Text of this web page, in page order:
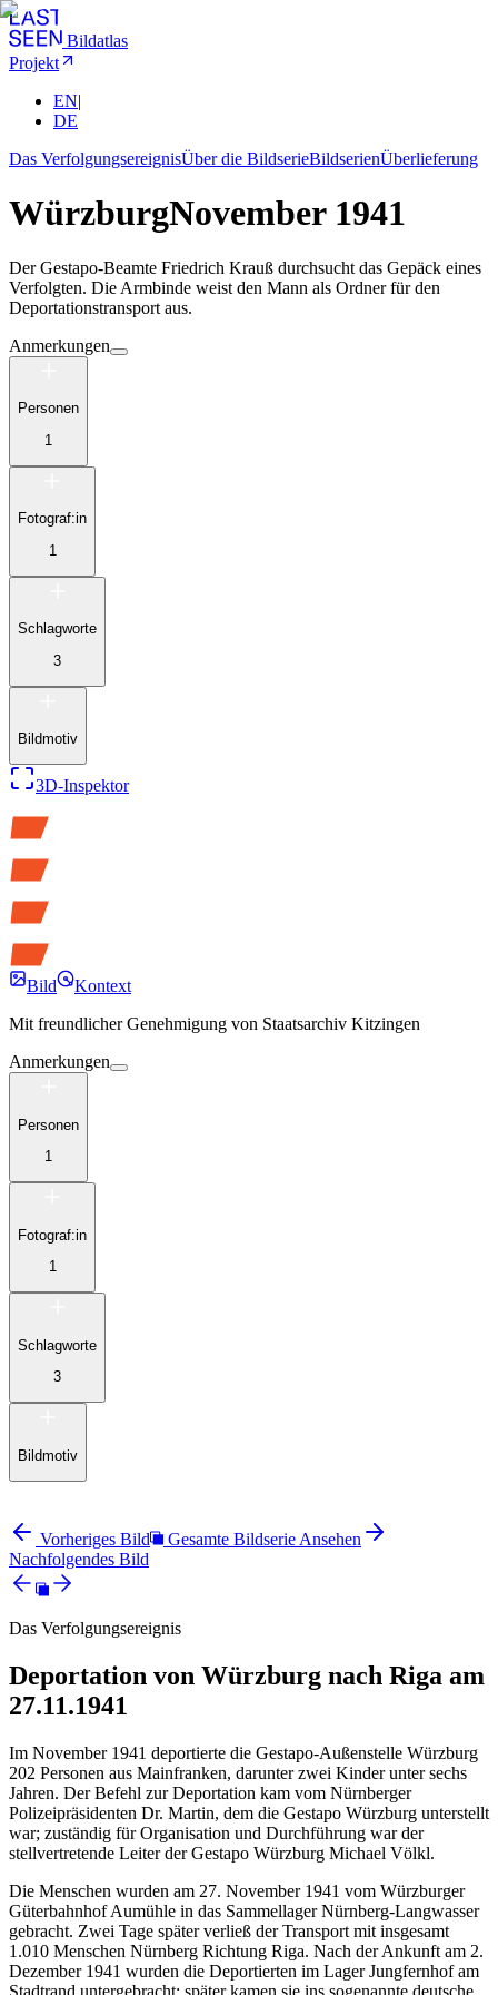
Bildatlas
Projekt
EN|
DE
Das VerfolgungsereignisÜber die BildserieBildserienÜberlieferung
WürzburgNovember 1941
Der Gestapo-Beamte Friedrich Krauß durchsucht das Gepäck eines
Verfolgten. Die Armbinde weist den Mann als Ordner für den
Deportationstransport aus.
Anmerkungen
Personen
1
Fotograf:in
1
Schlagworte
3
Bildmotiv
3D-Inspektor
Bild
Kontext
Mit freundlicher Genehmigung von Staatsarchiv Kitzingen
Anmerkungen
Personen
1
Fotograf:in
1
Schlagworte
3
Bildmotiv
Vorheriges Bild
Gesamte Bildserie Ansehen
Nachfolgendes Bild
Das Verfolgungsereignis
Deportation von Würzburg nach Riga am
27.11.1941
Im November 1941 deportierte die Gestapo-Außenstelle Würzburg
202 Personen aus Mainfranken, darunter zwei Kinder unter sechs
Jahren. Der Befehl zur Deportation kam vom Nürnberger
Polizeipräsidenten Dr. Martin, dem die Gestapo Würzburg unterstellt
war; zuständig für Organisation und Durchführung war der
stellvertretende Leiter der Gestapo Würzburg Michael Völkl.
Die Menschen wurden am 27. November 1941 vom Würzburger
Güterbahnhof Aumühle in das Sammellager Nürnberg-Langwasser
gebracht. Zwei Tage später verließ der Transport mit insgesamt
1.010 Menschen Nürnberg Richtung Riga. Nach der Ankunft am 2.
Dezember 1941 wurden die Deportierten im Lager Jungfernhof am
Stadtrand untergebracht; später kamen sie ins sogenannte deutsche